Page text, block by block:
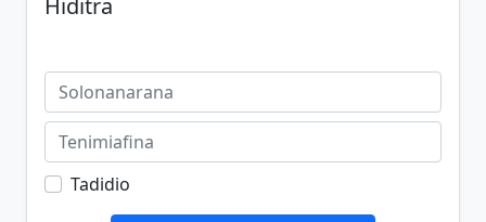
Hiditra
Tadidio